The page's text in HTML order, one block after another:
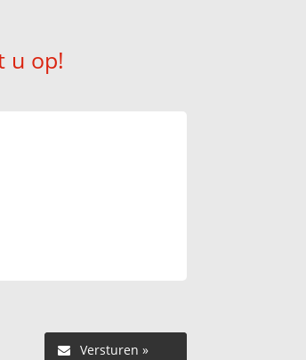
u op!
Versturen »